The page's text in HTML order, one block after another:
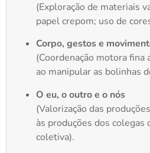
(Exploração de materiais
papel crepom; uso de
Corpo, gestos e
(Coordenação motora fina
ao manipular as bolinhas
O eu, o outro e o nós
(Valorização das
às produções dos colegas
coletiva).